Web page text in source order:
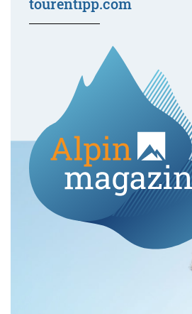
tourentipp.com